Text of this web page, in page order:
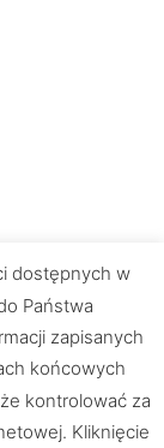
dostępnych w
Państwa
zapisanych
końcowych
kontrolować za
Kliknięcie